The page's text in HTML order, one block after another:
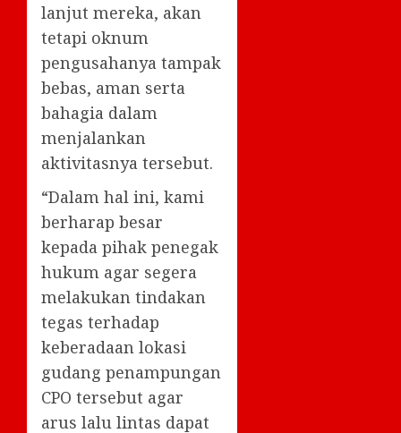
lanjut mereka, akan
tetapi oknum
pengusahanya tampak
bebas, aman serta
bahagia dalam
menjalankan
aktivitasnya tersebut.
“Dalam hal ini, kami
berharap besar
kepada pihak penegak
hukum agar segera
melakukan tindakan
tegas terhadap
keberadaan lokasi
gudang penampungan
CPO tersebut agar
arus lalu lintas dapat